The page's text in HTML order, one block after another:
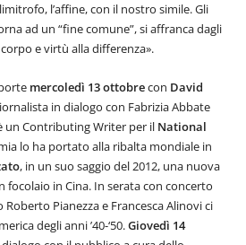
l’affine, con il nostro simile. Gli
ad un “fine comune”, si affranca dagli
e virtù alla differenza».
mercoledì 13 ottobrecon David
in dialogo con Fabrizia Abbate
un Contributing Writer per il National
lo ha portato alla ribalta mondiale in
, in un suo saggio del 2012, una nuova
focolaio in Cina. In serata con concerto
Roberto Pianezza e Francesca Alinovi ci
degli anni ’40-‘50.Giovedì 14